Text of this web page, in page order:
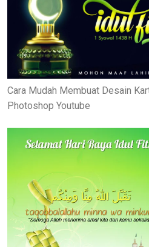
Cara Mudah Membuat Desain
Photoshop Youtube